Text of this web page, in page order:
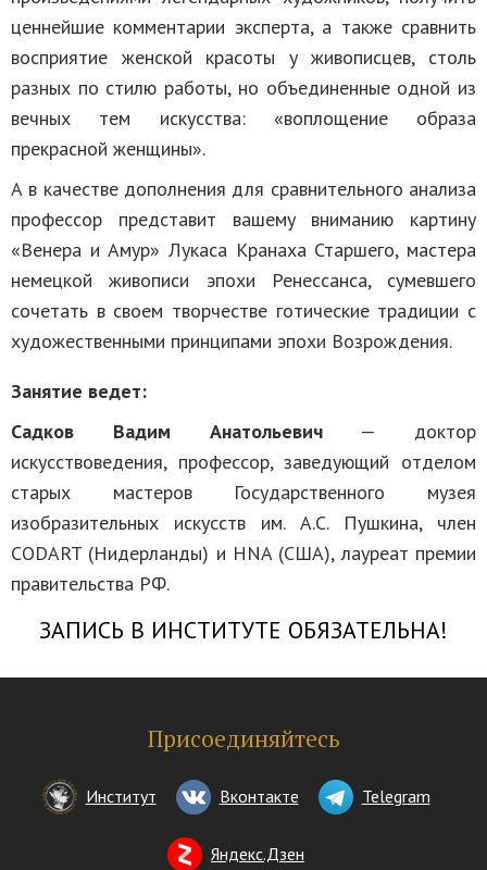
ценнейшие комментарии эксперта, а также сравнить
восприятие женской красоты у живописцев, столь
разных по стилю работы, но объединенные одной из
вечных тем искусства: «воплощение образа
прекрасной женщины».
А в качестве дополнения для сравнительного анализа
профессор представит вашему вниманию картину
«Венера и Амур» Лукаса Кранаха Старшего, мастера
немецкой живописи эпохи Ренессанса, сумевшего
сочетать в своем творчестве готические традиции с
художественными принципами эпохи Возрождения.
Занятие ведет:
Садков Вадим Анатольевич— доктор
искусствоведения, профессор, заведующий отделом
старых мастеров Государственного музея
изобразительных искусств им. А.С. Пушкина, член
CODART (Нидерланды) и HNA (США), лауреат премии
правительства РФ.
ЗАПИСЬ В ИНСТИТУТЕ ОБЯЗАТЕЛЬНА!
Присоединяйтесь
Институт Вконтакте Telegram
Яндекс.Дзен